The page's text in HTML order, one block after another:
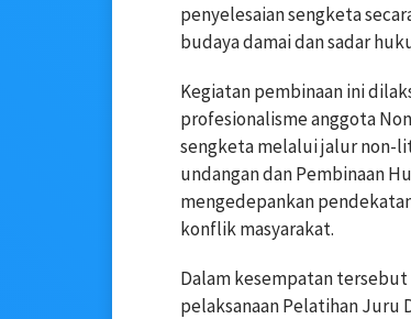
penyelesaian sengketa
budaya damai dan sadar
Kegiatan pembinaan ini
profesionalisme anggota
sengketa melalui jalur non-
undangan dan Pembinaan
mengedepankan
konflik masyarakat.
Dalam kesempatan tersebut
pelaksanaan Pelatihan Juru